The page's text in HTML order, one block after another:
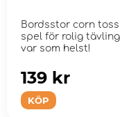
Bordsstor corn toss
spel för rolig tävling
var som helst!
KÖP
139 kr